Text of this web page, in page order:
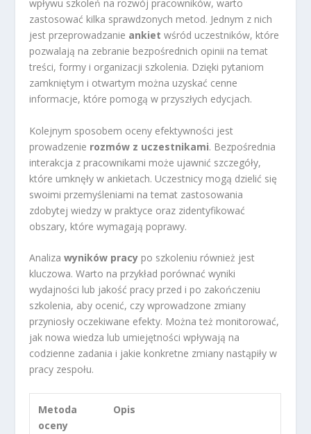
wpływu szkoleń na rozwój pracowników, warto
zastosować kilka sprawdzonych metod. Jednym z nich
jest przeprowadzanie ankiet wśród uczestników, które
pozwalają na zebranie bezpośrednich opinii na temat
treści, formy i organizacji szkolenia. Dzięki pytaniom
zamkniętym i otwartym można uzyskać cenne
informacje, które pomogą w przyszłych edycjach.
Kolejnym sposobem oceny efektywności jest
prowadzenie rozmów z uczestnikami. Bezpośrednia
interakcja z pracownikami może ujawnić szczegóły,
które umknęły w ankietach. Uczestnicy mogą dzielić się
swoimi przemyśleniami na temat zastosowania
zdobytej wiedzy w praktyce oraz zidentyfikować
obszary, które wymagają poprawy.
Analizawyników pracy po szkoleniu również jest
kluczowa. Warto na przykład porównać wyniki
wydajności lub jakość pracy przed i po zakończeniu
szkolenia, aby ocenić, czy wprowadzone zmiany
przyniosły oczekiwane efekty. Można też monitorować,
jak nowa wiedza lub umiejętności wpływają na
codzienne zadania i jakie konkretne zmiany nastąpiły w
pracy zespołu.
Metoda
oceny
Opis